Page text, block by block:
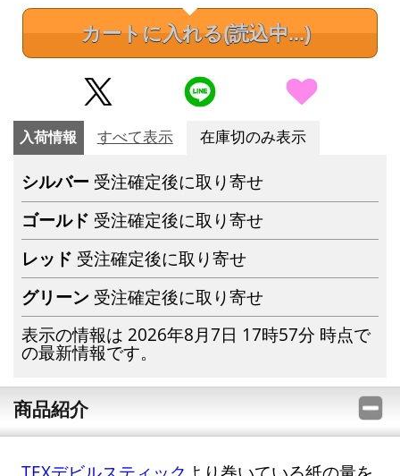
カートに入れる(読込中...)
入荷情報 すべて表示 在庫切のみ表示
シルバー 受注確定後に取り寄せ
ゴールド 受注確定後に取り寄せ
レッド 受注確定後に取り寄せ
グリーン 受注確定後に取り寄せ
表示の情報は 2026年8月7日 17時57分 時点で
の最新情報です。
商品紹介